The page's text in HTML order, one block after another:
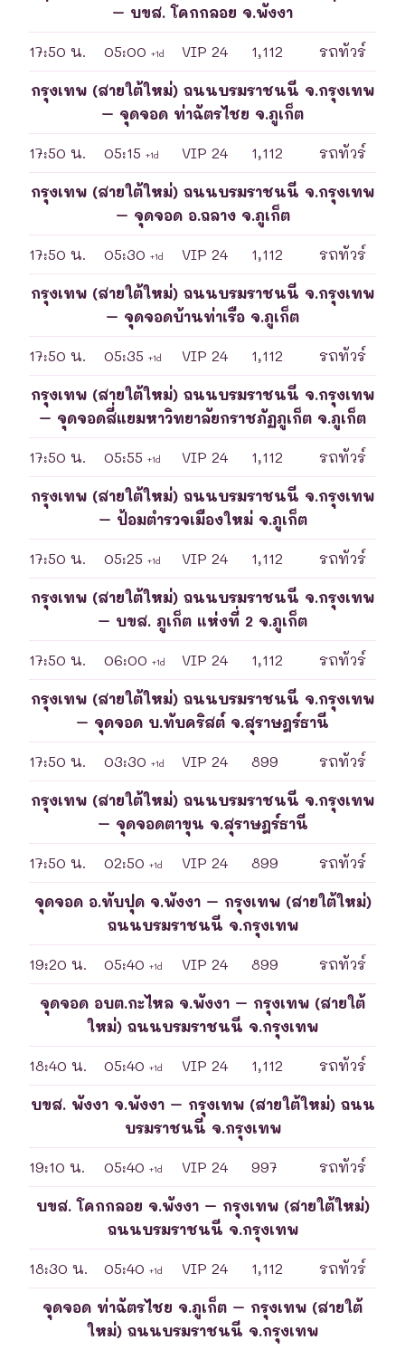
– บขส. โคกกลอย จ.พังงา
17:50 น. 05:00 +1d VIP 24 1,112 รถทัวร์
กรุงเทพ (สายใต้ใหม่) ถนนบรมราชนนี จ.กรุงเทพ
– จุดจอด ท่าฉัตรไชย จ.ภูเก็ต
17:50 น. 05:15 +1d VIP 24 1,112 รถทัวร์
กรุงเทพ (สายใต้ใหม่) ถนนบรมราชนนี จ.กรุงเทพ
– จุดจอด อ.ถลาง จ.ภูเก็ต
17:50 น. 05:30 +1d VIP 24 1,112 รถทัวร์
กรุงเทพ (สายใต้ใหม่) ถนนบรมราชนนี จ.กรุงเทพ
– จุดจอดบ้านท่าเรือ จ.ภูเก็ต
17:50 น. 05:35 +1d VIP 24 1,112 รถทัวร์
กรุงเทพ (สายใต้ใหม่) ถนนบรมราชนนี จ.กรุงเทพ
– จุดจอดสี่แยมหาวิทยาลัยกราชภัฏภูเก็ต จ.ภูเก็ต
17:50 น. 05:55 +1d VIP 24 1,112 รถทัวร์
กรุงเทพ (สายใต้ใหม่) ถนนบรมราชนนี จ.กรุงเทพ
– ป้อมตำรวจเมืองใหม่ จ.ภูเก็ต
17:50 น. 05:25 +1d VIP 24 1,112 รถทัวร์
กรุงเทพ (สายใต้ใหม่) ถนนบรมราชนนี จ.กรุงเทพ
– บขส. ภูเก็ต แห่งที่ 2 จ.ภูเก็ต
17:50 น. 06:00 +1d VIP 24 1,112 รถทัวร์
กรุงเทพ (สายใต้ใหม่) ถนนบรมราชนนี จ.กรุงเทพ
– จุดจอด บ.ทับคริสต์ จ.สุราษฎร์ธานี
17:50 น. 03:30 +1d VIP 24 899 รถทัวร์
กรุงเทพ (สายใต้ใหม่) ถนนบรมราชนนี จ.กรุงเทพ
– จุดจอดตาขุน จ.สุราษฎร์ธานี
17:50 น. 02:50 +1d VIP 24 899 รถทัวร์
จุดจอด อ.ทับปุด จ.พังงา – กรุงเทพ (สายใต้ใหม่)
ถนนบรมราชนนี จ.กรุงเทพ
19:20 น. 05:40 +1d VIP 24 899 รถทัวร์
จุดจอด อบต.กะไหล จ.พังงา – กรุงเทพ (สายใต้
ใหม่) ถนนบรมราชนนี จ.กรุงเทพ
18:40 น. 05:40 +1d VIP 24 1,112 รถทัวร์
บขส. พังงา จ.พังงา – กรุงเทพ (สายใต้ใหม่) ถนน
บรมราชนนี จ.กรุงเทพ
19:10 น. 05:40 +1d VIP 24 997 รถทัวร์
บขส. โคกกลอย จ.พังงา – กรุงเทพ (สายใต้ใหม่)
ถนนบรมราชนนี จ.กรุงเทพ
18:30 น. 05:40 +1d VIP 24 1,112 รถทัวร์
จุดจอด ท่าฉัตรไชย จ.ภูเก็ต – กรุงเทพ (สายใต้
ใหม่) ถนนบรมราชนนี จ.กรุงเทพ